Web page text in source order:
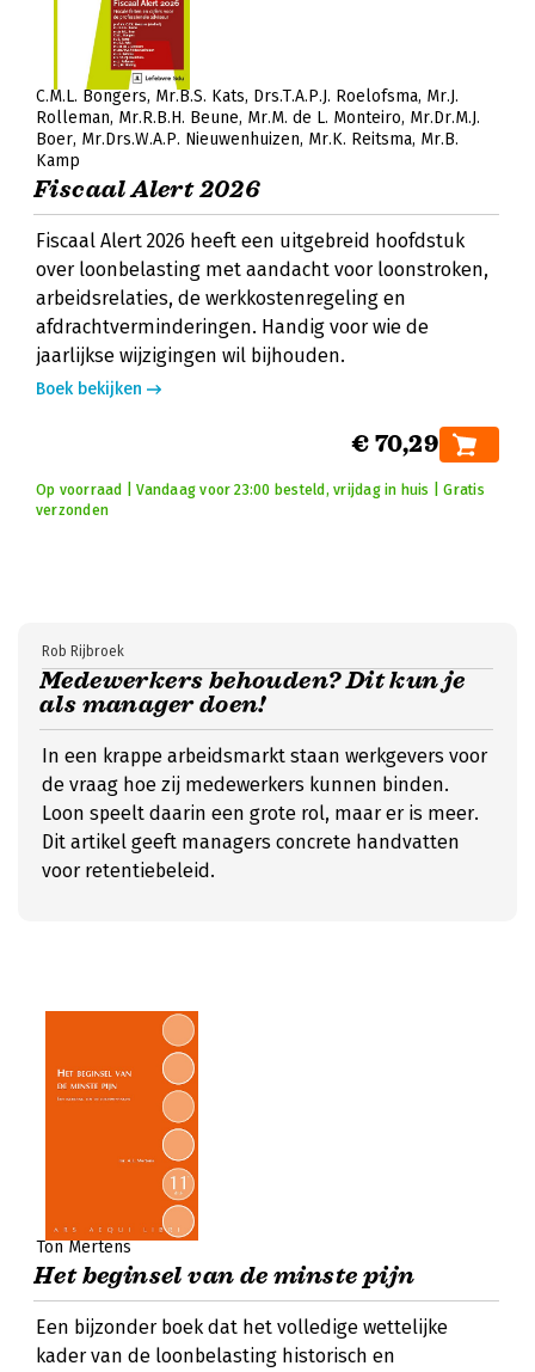
C.M.L. Bongers Mr.B.S. Kats Drs.T.A.P.J. Roelofsma Mr.J.
Rolleman Mr.R.B.H. Beune Mr.M. de L. Monteiro Mr.Dr.M.J.
Boer Mr.Drs.W.A.P. Nieuwenhuizen Mr.K. Reitsma Mr.B.
Kamp
Fiscaal Alert 2026
Fiscaal Alert 2026 heeft een uitgebreid hoofdstuk
over loonbelasting met aandacht voor loonstroken,
arbeidsrelaties, de werkkostenregeling en
afdrachtverminderingen. Handig voor wie de
jaarlijkse wijzigingen wil bijhouden.
Boek bekijken
€ 70,29
Op voorraad | Vandaag voor 23:00 besteld, vrijdag in huis | Gratis
verzonden
Medewerkers behouden? Dit kun je
als manager doen!
Rob Rijbroek
In een krappe arbeidsmarkt staan werkgevers voor
de vraag hoe zij medewerkers kunnen binden.
Loon speelt daarin een grote rol, maar er is meer.
Dit artikel geeft managers concrete handvatten
voor retentiebeleid.
Ton Mertens
Het beginsel van de minste pijn
Een bijzonder boek dat het volledige wettelijke
kader van de loonbelasting historisch en